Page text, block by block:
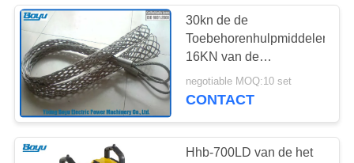
NIEUWS
VERZOEK
OM EEN
CITAAT
spanning die
materiaal
vastbinden
30kn de de
Toebehorenhulpmiddelen
16KN van de
transmissielijn kiezen de
Hoofd Tijdelijke
negotiable MOQ:10 set
CONTACT
Hhb-700LD van de het